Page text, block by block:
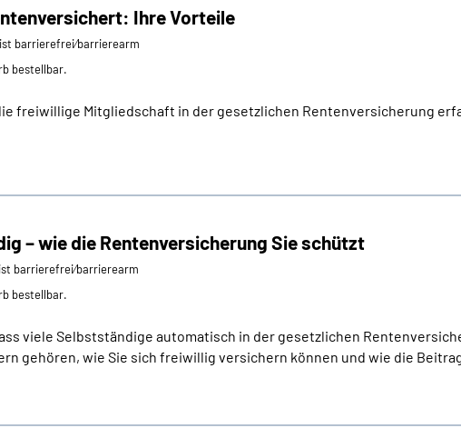
Ihre Vorteile
barrierefrei⁄barrierearm
bestellbar.
freiwillige Mitgliedschaft in der gesetzlichen Rentenversicherung
– wie die Rentenversicherung Sie schützt
barrierefrei⁄barrierearm
bestellbar.
viele Selbstständige automatisch in der gesetzlichen
gehören, wie Sie sich freiwillig versichern können und wie die